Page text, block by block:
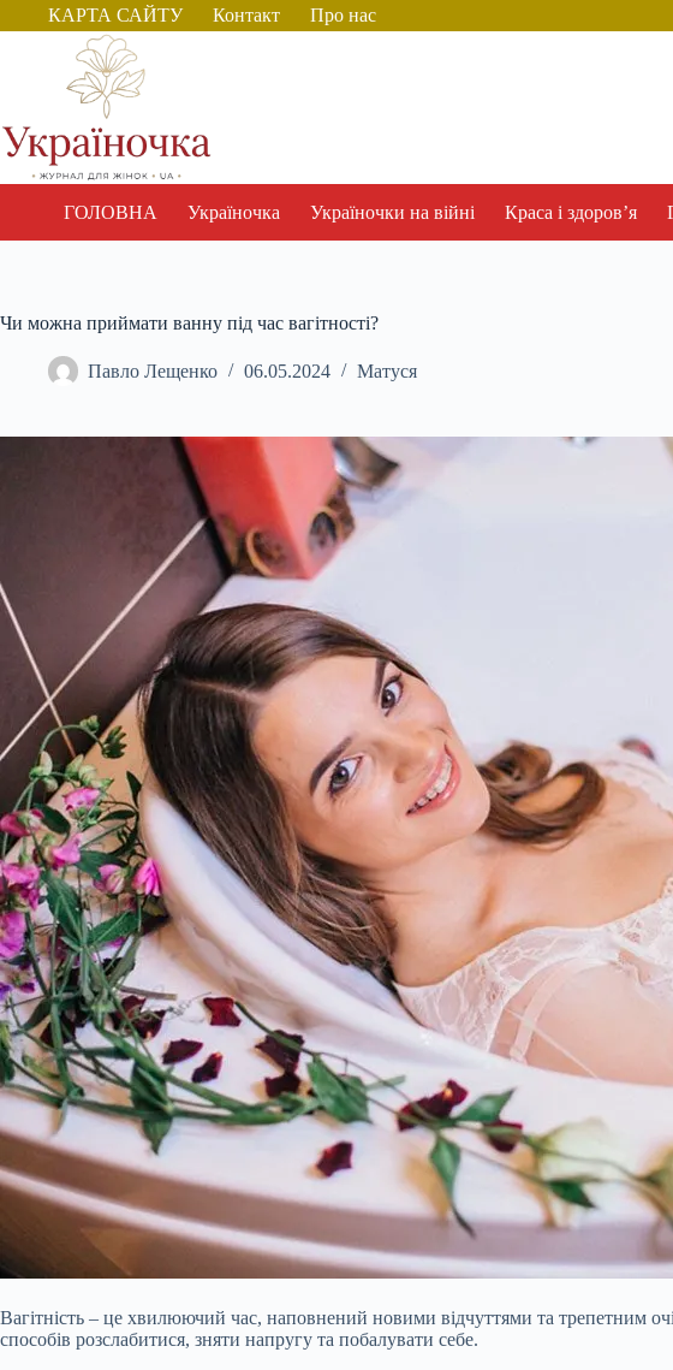
Перейти
до
КАРТА САЙТУ Контакт Про нас
ГОЛОВНА Україночка Україночки на війні Краса і здоров’я
Чи можна приймати ванну під час вагітності?
Павло Лещенко 06.05.2024 Матуся
Вагітність – це хвилюючий час, наповнений новими відчуттями та трепетним
способів розслабитися, зняти напругу та побалувати себе.